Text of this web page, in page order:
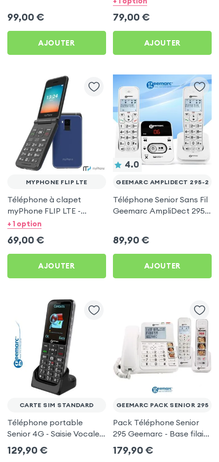
99,00 €
AJOUTER
79,00 €
AJOUTER
MYPHONE FLIP LTE
Téléphone à clapet
myPhone FLIP LTE -
Appels 4G LTE Bleu
+ 1 option
69,00 €
AJOUTER
4.0
GEEMARC AMPLIDECT 295-2
Téléphone Senior Sans Fil
Geemarc AmpliDect 295-
89,90 €
AJOUTER
CARTE SIM STANDARD
Téléphone portable
Senior 4G - Saisie Vocale -
Bouton SOS - Geemarc
Noir
129,90 €
GEEMARC PACK SENIOR 295
Pack Téléphone Senior
295 Geemarc - Base filaire
+ Deux combinés sans fil
179,90 €